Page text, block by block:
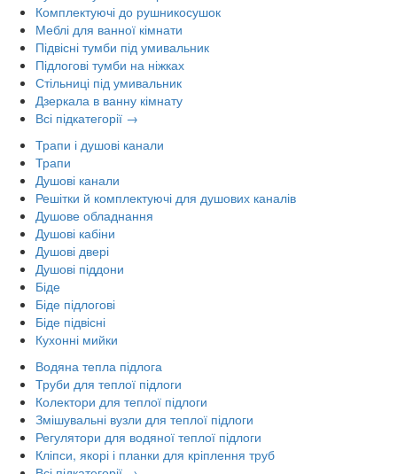
Комплектуючі до рушникосушок
Меблі для ванної кімнати
Підвісні тумби під умивальник
Підлогові тумби на ніжках
Стільниці під умивальник
Дзеркала в ванну кімнату
Всі підкатегорії →
Трапи і душові канали
Трапи
Душові канали
Решітки й комплектуючі для душових каналів
Душове обладнання
Душові кабіни
Душові двері
Душові піддони
Біде
Біде підлогові
Біде підвісні
Кухонні мийки
Водяна тепла підлога
Труби для теплої підлоги
Колектори для теплої підлоги
Змішувальні вузли для теплої підлоги
Регулятори для водяної теплої підлоги
Кліпси, якорі і планки для кріплення труб